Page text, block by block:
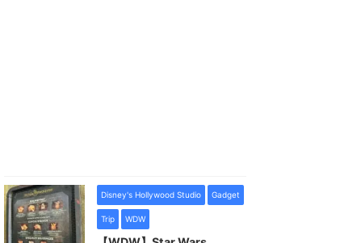
Disney's Hollywood Studio Gadget
Trip WDW